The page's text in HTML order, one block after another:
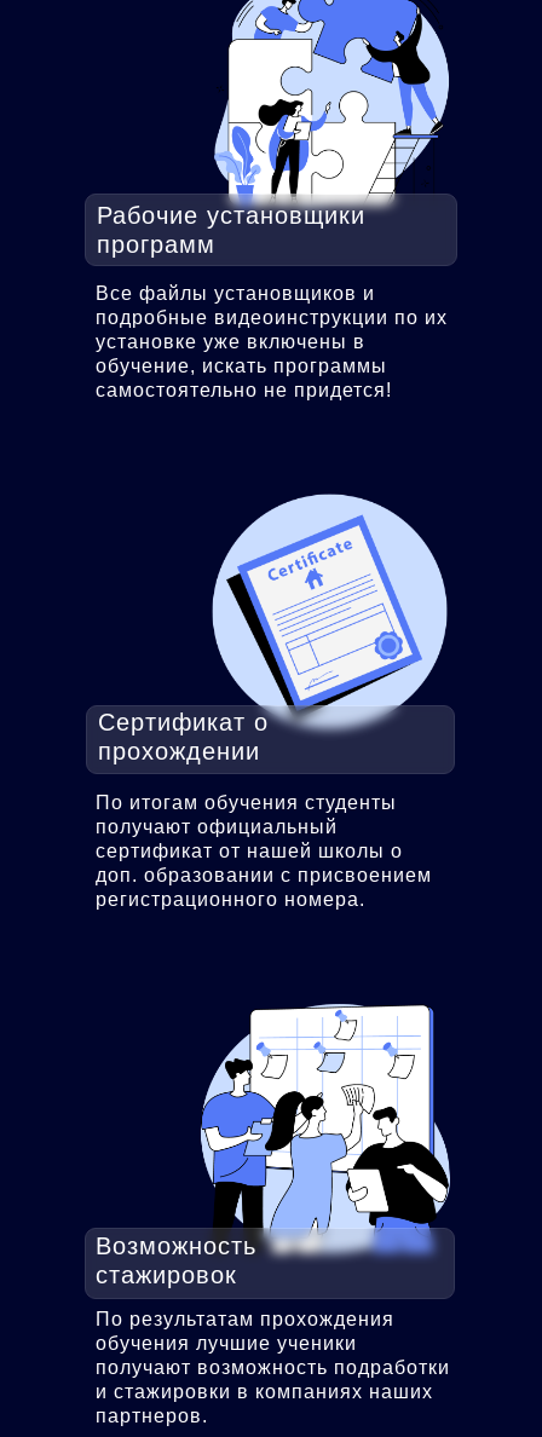
По итогам обучения студенты
получают официальный
сертификат от нашей школы о
доп. образовании с присвоением
регистрационного номера.
Сертификат о
прохождении
Возможность
стажировок
По результатам прохождения
обучения лучшие ученики
получают возможность подработки
и стажировки в компаниях наших
партнеров.
Рабочие установщики
программ
Все файлы установщиков и
подробные видеоинструкции по их
установке уже включены в
обучение, искать программы
самостоятельно не придется!